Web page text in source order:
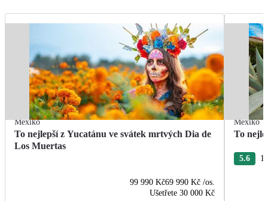
Mexiko
To nejlepší z Yucatánu ve svátek mrtvých Dia de
Los Muertas
99 990 Kč69 990 Kč /os.
Ušetřete 30 000 Kč
Mexiko
To
5.6